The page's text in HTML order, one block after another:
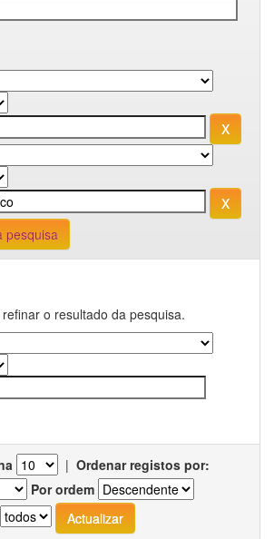
pesquisa
o resultado da pesquisa.
| Ordenar registos por:
Por ordem